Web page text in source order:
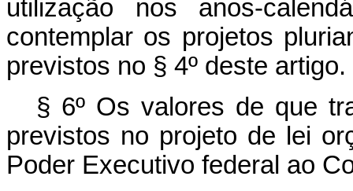
utilização nos anos-
contemplar os projetos
previstos no § 4º deste artigo.
§ 6º Os valores de que
previstos no projeto de lei
Poder Executivo federal ao